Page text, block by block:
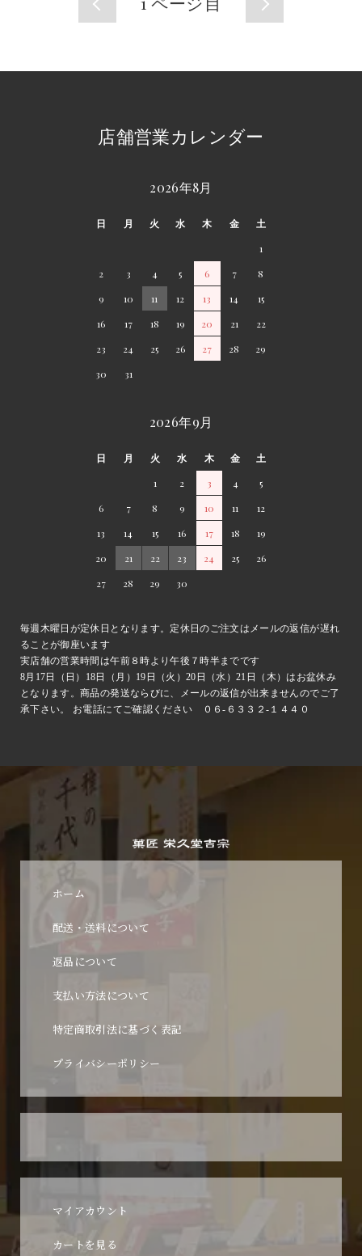
店舗営業カレンダー
2026年8月
日 月 火 水 木 金
土
1
2
3 4 5 6 7
8
9
10 11 12 13 14
15
16
17 18 19 20 21
22
23
24 25 26 27 28
29
30
31
2026年9月
日 月 火 水 木 金
土
1
2 3 4
5
6
7 8 9 10 11
12
13
14 15 16 17 18
19
20
21 22 23 24 25
26
27
28 29 30
毎週木曜日が定休日となります。定休日のご注文はメールの返信が遅れ
ることが御座います
実店舗の営業時間は午前８時より午後７時半までです
8月17日（日）18日（月）19日（火）20日（水）21日（木）はお盆休み
となります。商品の発送ならびに、メールの返信が出来ませんのでご了
承下さい。 お電話にてご確認ください ０６-６３３２-１４４０
ホーム
配送・送料について
返品について
支払い方法について
特定商取引法に基づく表記
プライバシーポリシー
マイアカウント
カートを見る